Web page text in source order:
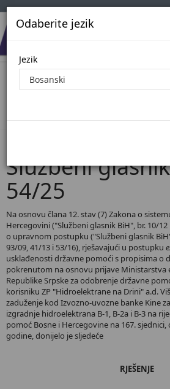
Odaberite jezik
Jezik
Pregled Dokumenata|
Službeni
54/25
Na osnovu člana 12. stav (7) Zakona o
Hercegovini ("Službeni glasnik BiH", br. 10/
o upravnom postupku ("Službeni glasnik
93/09, 41/13 i 53/16), rješavajući u postupku
usklađenosti državne pomoći s propisima o
pokrenutom na osnovu prijave Ministarstva
Republike Srpske za odobrenje državne
korisniku ZP "Hidroelektrane na Drini" a.d.
zaduženje kod Izvozno-uvozne banke Kine
izgradnje hidroelektrana B-1, B-2a i B-3 na
pomoć Bosne i Hercegovine na 167.
godine, donijelo je sljedeće
RJEŠENJE